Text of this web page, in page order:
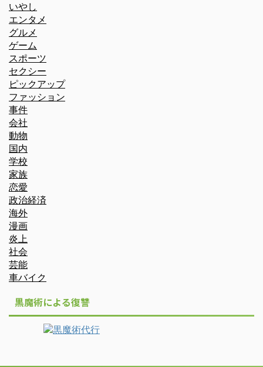
いやし
エンタメ
グルメ
ゲーム
スポーツ
セクシー
ピックアップ
ファッション
事件
会社
動物
国内
学校
家族
恋愛
政治経済
海外
漫画
炎上
社会
芸能
車バイク
黒魔術による復讐